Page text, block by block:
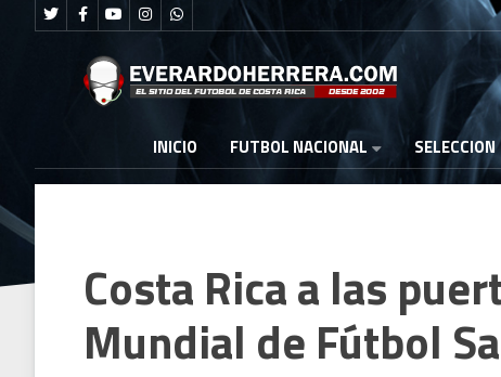
INICIO FUTBOL NACIONAL SELECCION
Costa Rica a las
Mundial de Fútbol